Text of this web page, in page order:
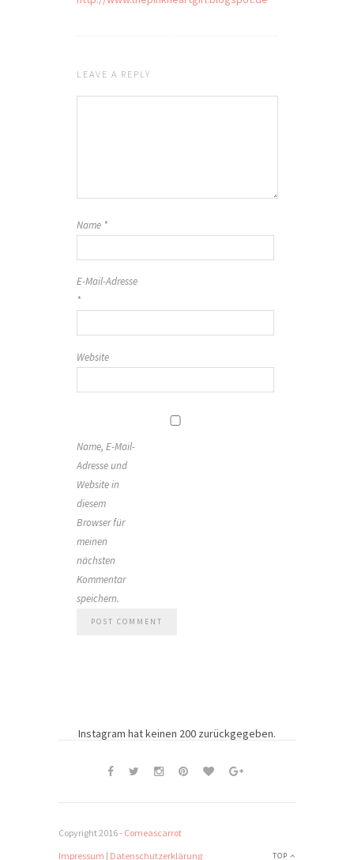
LEAVE A REPLY
Name *
E-Mail-Adresse
*
Website
Name, E-Mail-
Adresse und
Website in
diesem
Browser für
meinen
nächsten
Kommentar
speichern.
Instagram hat keinen 200 zurückgegeben.
Copyright 2016 - Comeascarrot
TOP
Impressum | Datenschutzerklärung